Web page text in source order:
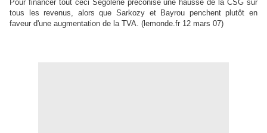
Pour financer tout ceci Ségolène préconise une hausse de la CSG sur
tous les revenus, alors que Sarkozy et Bayrou penchent plutôt en
faveur d'une augmentation de la TVA. (lemonde.fr 12 mars 07)